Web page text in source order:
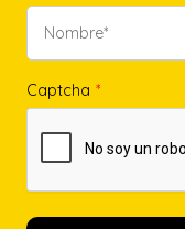
Captcha *